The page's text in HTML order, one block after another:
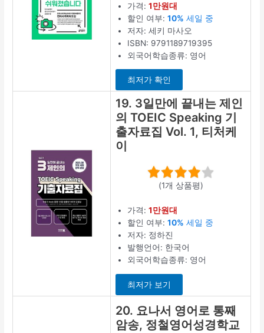
가격:1만원대
할인 여부:10% 세일 중
저자: 세키 마사오
ISBN: 9791189719395
외국어학습종류: 영어
최저가 확인
19. 3일만에 끝내는 제인
의 TOEIC Speaking 기
출자료집 Vol. 1, 티처케
이
(1개 상품평)
가격:1만원대
할인 여부:10% 세일 중
저자: 정하진
발행언어: 한국어
외국어학습종류: 영어
최저가 보기
20. 요나서 영어로 통째
암송, 정철영어성경학교